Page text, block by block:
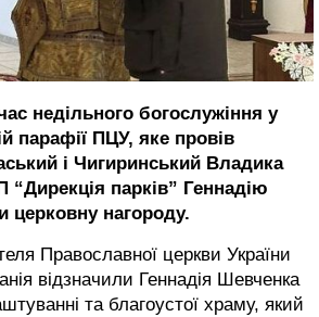
недільного богослужіння у
парафії ПЦУ, яке провів
і Чигиринський Владика
“Дирекція парків” Геннадію
церковну нагороду.
Православної церкви України
відзначили Геннадія Шевченка
та благоустої храму, який